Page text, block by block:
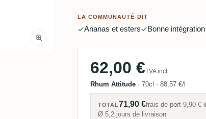
LA COMMUNAUTÉ DIT
Ananas et esters Bonne
62,00 €TVA incl.
Rhum Attitude · 70cl · 88,57 €/l
TOTAL71,90 €frais de port9,90 €
Ø 5,2 jours de livraison